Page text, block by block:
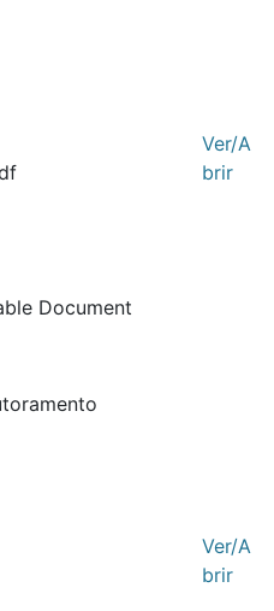
Document
Ver/A
brir
Ver/A
brir